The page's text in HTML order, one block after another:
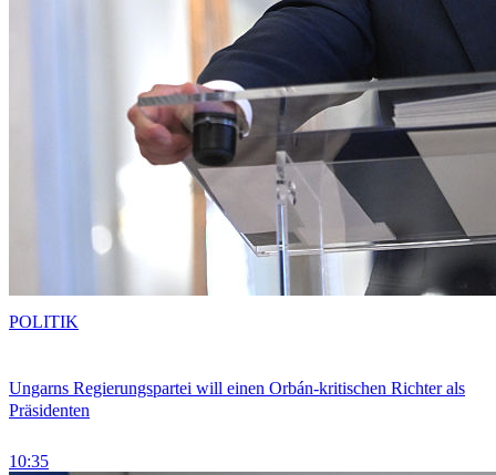
Ungarns Regierungspartei will einen Orbán-kritischen Richter als
Präsidenten
10:35
POLITIK